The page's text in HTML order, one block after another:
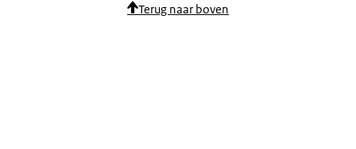
Terug naar boven